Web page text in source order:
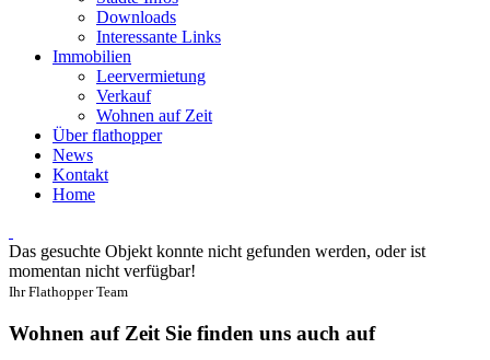
Downloads
Interessante Links
Immobilien
Leervermietung
Verkauf
Wohnen auf Zeit
Über flathopper
News
Kontakt
Home
Das gesuchte Objekt konnte nicht gefunden werden, oder ist
momentan nicht verfügbar!
Ihr Flathopper Team
Wohnen auf Zeit Sie finden uns auch auf